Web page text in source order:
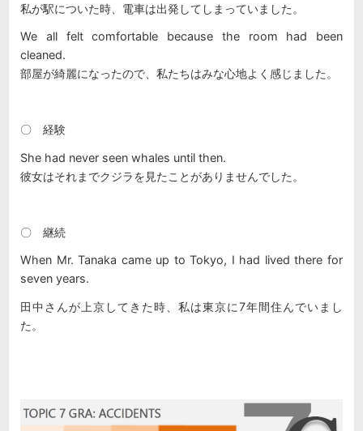
私が駅についた時、電車は出発してしまっていました。
We all felt comfortable because the room had been
cleaned.
部屋が綺麗になったので、私たちはみな心地よく感じました。
〇 経験
She had never seen whales until then.
彼女はそれまでクジラを見たことがありませんでした。
〇 継続
When Mr. Tanaka came up to Tokyo, I had lived there for
seven years.
田中さんが上京してきた時、私は東京に7年間住んでいまし
た。